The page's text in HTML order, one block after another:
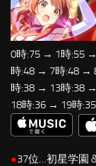
0時:75 → 1時:55
時:48 → 7時:48 →
時:38 → 13時:38
18時:36 → 19時
●37位…初星学園